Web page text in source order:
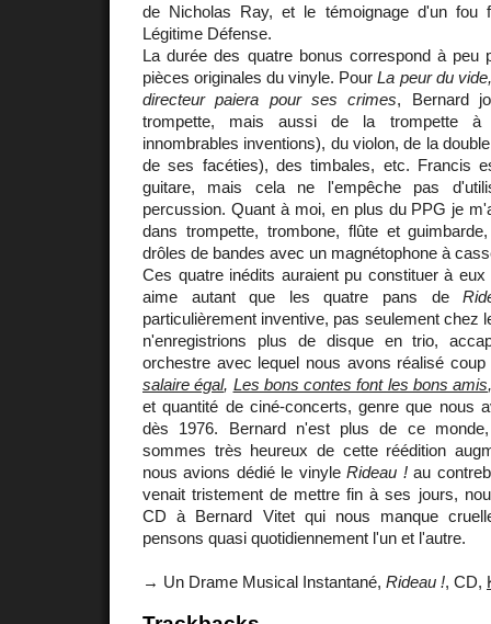
de Nicholas Ray, et le témoignage d'un fou
Légitime Défense.
La durée des quatre bonus correspond à peu
pièces originales du vinyle. PourLa peur du
directeur paiera pour ses crimes, Bernard
trompette, mais aussi de la trompette
innombrables inventions), du violon, de la
de ses facéties), des timbales, etc. Francis
guitare, mais cela ne l'empêche pas
percussion. Quant à moi, en plus du PPG je
dans trompette, trombone, flûte et
drôles de bandes avec un magnétophone à
Ces quatre inédits auraient pu constituer à
aime autant que les quatre pans de
particulièrement inventive, pas seulement chez
n'enregistrions plus de disque en trio,
orchestre avec lequel nous avons réalisé
salaire égal, Les bons contes font les bons amis
et quantité de ciné-concerts, genre que nous
dès 1976. Bernard n'est plus de ce
sommes très heureux de cette réédition
nous avions dédié le vinyleRideau !au
venait tristement de mettre fin à ses jours,
CD à Bernard Vitet qui nous manque
pensons quasi quotidiennement l'un et l'autre.
→ Un Drame Musical Instantané, Rideau !, CD,